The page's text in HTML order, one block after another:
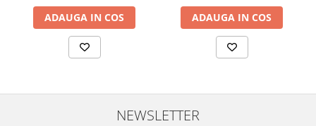
curatarea mainilor
Solutii si spray uri auto
Bureti auto,raclete si lavete
Organizatoare si cutii pentru scule
Articole DYI si zugravit
ADAUGA IN COS ADAUGA IN COS
NEWSLETTER